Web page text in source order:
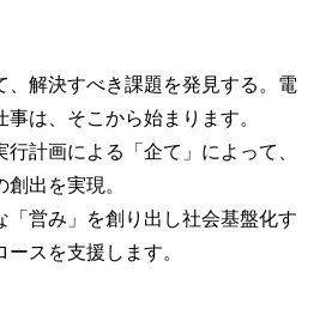
、解決すべき課題を発見する。電
は、そこから始まります。
計画による「企て」によって、
出を実現。
「営み」を創り出し社会基盤化す
スを支援します。